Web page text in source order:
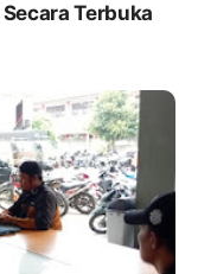
Terbuka